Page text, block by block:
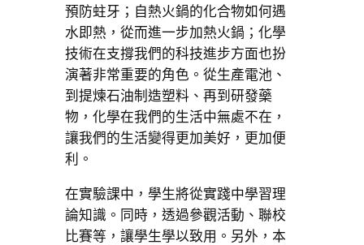
預防蛀牙；自熱火鍋的化合物如何遇
水即熱，從而進一步加熱火鍋；化學
技術在支撐我們的科技進步方面也扮
演著非常重要的角色。從生產電池、
到提煉石油制造塑料、再到研發藥
物，化學在我們的生活中無處不在，
讓我們的生活變得更加美好，更加便
利。
在實驗課中，學生將從實踐中學習理
論知識。同時，透過參觀活動、聯校
比賽等，讓學生學以致用。另外，本